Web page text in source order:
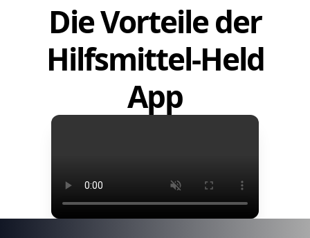
Die Vorteile der
Hilfsmittel-Held
App